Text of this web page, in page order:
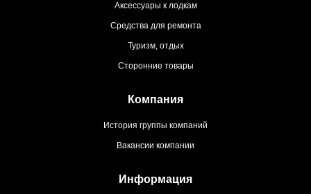
Аксессуары к лодкам
Средства для ремонта
Туризм, отдых
Сторонние товары
Компания
История группы компаний
Вакансии компании
Информация